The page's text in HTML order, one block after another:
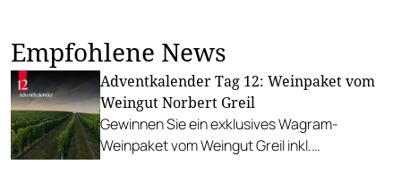
Empfohlene News
Adventkalender Tag 12: Weinpaket vom
Weingut Norbert Greil
Gewinnen Sie ein exklusives Wagram-
Weinpaket vom Weingut Greil inkl.